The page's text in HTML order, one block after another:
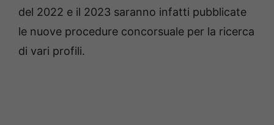
del 2022 e il 2023 saranno infatti pubblicate
le nuove procedure concorsuale per la ricerca
di vari profili.